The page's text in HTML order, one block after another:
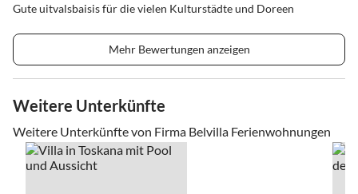
Gute uitvalsbaisis für die vielen Kulturstädte und Doreen
Mehr Bewertungen anzeigen
Weitere Unterkünfte
Weitere Unterkünfte von Firma Belvilla Ferienwohnungen